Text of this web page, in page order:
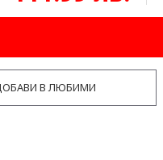
В ЛЮБИМИ